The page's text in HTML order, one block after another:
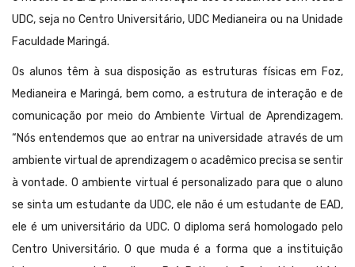
UDC, seja no Centro Universitário, UDC Medianeira ou na Unidade
Faculdade Maringá.
Os alunos têm à sua disposição as estruturas físicas em Foz,
Medianeira e Maringá, bem como, a estrutura de interação e de
comunicação por meio do Ambiente Virtual de Aprendizagem.
“Nós entendemos que ao entrar na universidade através de um
ambiente virtual de aprendizagem o acadêmico precisa se sentir
à vontade. O ambiente virtual é personalizado para que o aluno
se sinta um estudante da UDC, ele não é um estudante de EAD,
ele é um universitário da UDC. O diploma será homologado pelo
Centro Universitário. O que muda é a forma que a instituição